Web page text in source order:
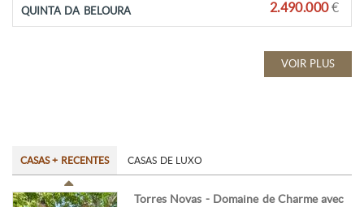
QUINTA DA BELOURA 2.490.000€
VOIR PLUS
CASAS + RECENTES CASAS DE LUXO
Torres Novas - Domaine de Charme avec